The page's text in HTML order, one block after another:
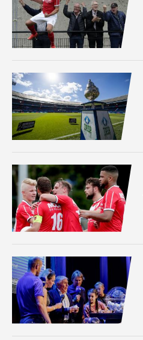
KNVB Shop
De officiële webshop van de
Futsal Euro 2022
De officiële toernooipagina
voor het EK Futsal 2022.